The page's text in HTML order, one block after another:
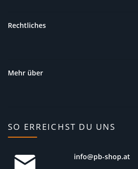
Rechtliches
Mehr über
SO ERREICHST DU UNS
info@pb-shop.at